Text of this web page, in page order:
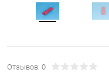
Отзывов: 0